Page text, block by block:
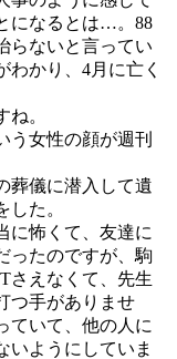
になるとは…。88
らないと言ってい
わかり、4月に亡く
。
う女性の顔が週刊
葬儀に潜入して遺
た。
に怖くて、友達に
ったのですが、駒
さえなくて、先生
つ手がありませ
ていて、他の人に
いようにしていま